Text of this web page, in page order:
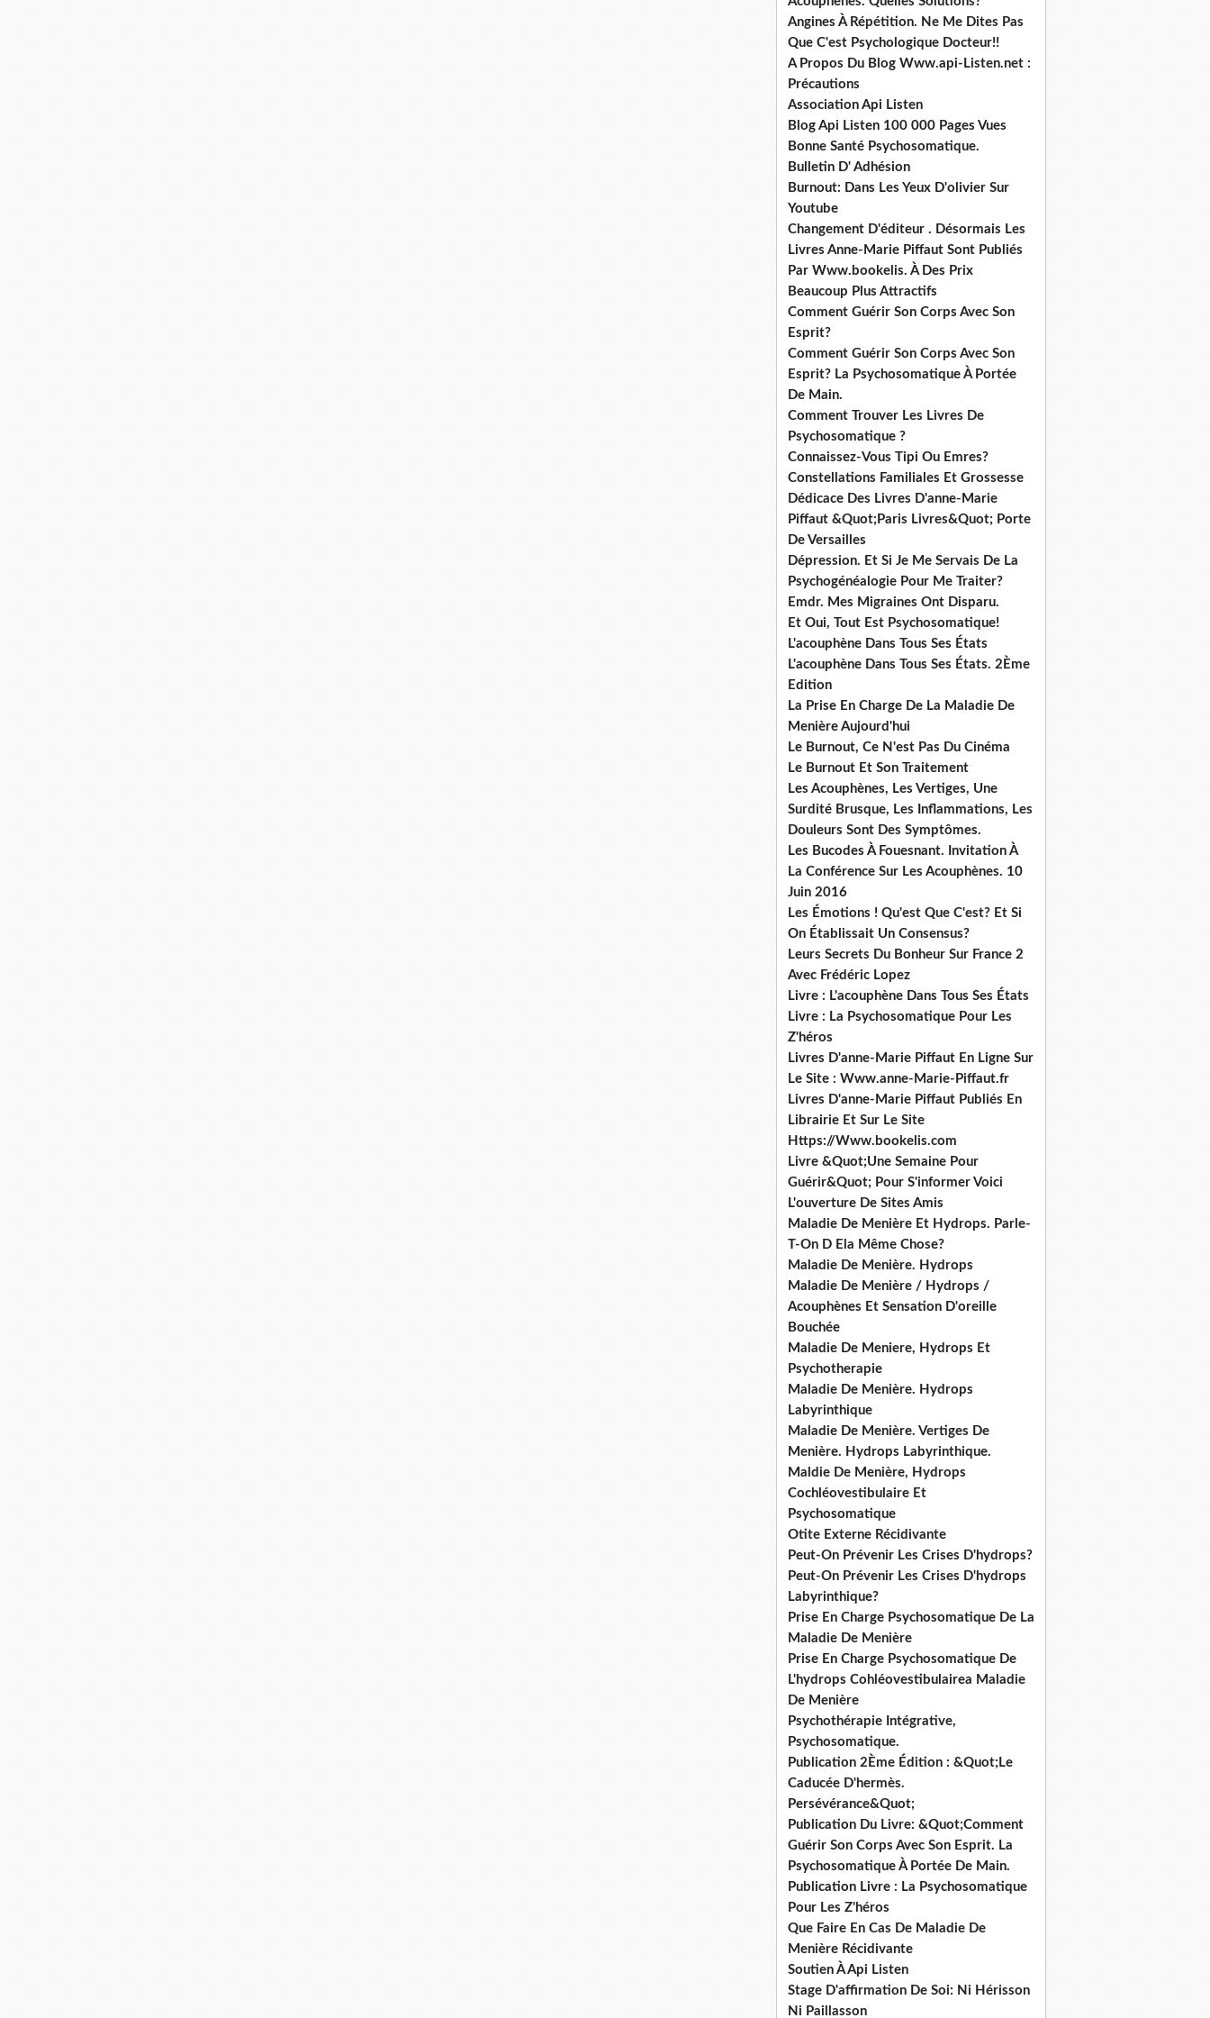
Angines À Répétition. Ne Me Dites Pas
Que C'est Psychologique Docteur!!
A Propos Du Blog Www.api-Listen.net :
Précautions
Association Api Listen
Blog Api Listen 100 000 Pages Vues
Bonne Santé Psychosomatique.
Bulletin D' Adhésion
Burnout: Dans Les Yeux D'olivier Sur
Youtube
Changement D'éditeur . Désormais Les
Livres Anne-Marie Piffaut Sont Publiés
Par Www.bookelis. À Des Prix
Beaucoup Plus Attractifs
Comment Guérir Son Corps Avec Son
Esprit?
Comment Guérir Son Corps Avec Son
Esprit? La Psychosomatique À Portée
De Main.
Comment Trouver Les Livres De
Psychosomatique ?
Connaissez-Vous Tipi Ou Emres?
Constellations Familiales Et Grossesse
Dédicace Des Livres D'anne-Marie
Piffaut &Quot;Paris Livres&Quot; Porte
De Versailles
Dépression. Et Si Je Me Servais De La
Psychogénéalogie Pour Me Traiter?
Emdr. Mes Migraines Ont Disparu.
Et Oui, Tout Est Psychosomatique!
L'acouphène Dans Tous Ses États
L'acouphène Dans Tous Ses États. 2Ème
Edition
La Prise En Charge De La Maladie De
Menière Aujourd'hui
Le Burnout, Ce N'est Pas Du Cinéma
Le Burnout Et Son Traitement
Les Acouphènes, Les Vertiges, Une
Surdité Brusque, Les Inflammations, Les
Douleurs Sont Des Symptômes.
Les Bucodes À Fouesnant. Invitation À
La Conférence Sur Les Acouphènes. 10
Juin 2016
Les Émotions ! Qu'est Que C'est? Et Si
On Établissait Un Consensus?
Leurs Secrets Du Bonheur Sur France 2
Avec Frédéric Lopez
Livre : L'acouphène Dans Tous Ses États
Livre : La Psychosomatique Pour Les
Z'héros
Livres D'anne-Marie Piffaut En Ligne Sur
Le Site : Www.anne-Marie-Piffaut.fr
Livres D'anne-Marie Piffaut Publiés En
Librairie Et Sur Le Site
Https://Www.bookelis.com
Livre &Quot;Une Semaine Pour
Guérir&Quot; Pour S'informer Voici
L'ouverture De Sites Amis
Maladie De Menière Et Hydrops. Parle-
T-On D Ela Même Chose?
Maladie De Menière. Hydrops
Maladie De Menière / Hydrops /
Acouphènes Et Sensation D'oreille
Bouchée
Maladie De Meniere, Hydrops Et
Psychotherapie
Maladie De Menière. Hydrops
Labyrinthique
Maladie De Menière. Vertiges De
Menière. Hydrops Labyrinthique.
Maldie De Menière, Hydrops
Cochléovestibulaire Et
Psychosomatique
Otite Externe Récidivante
Peut-On Prévenir Les Crises D'hydrops?
Peut-On Prévenir Les Crises D'hydrops
Labyrinthique?
Prise En Charge Psychosomatique De La
Maladie De Menière
Prise En Charge Psychosomatique De
L'hydrops Cohléovestibulairea Maladie
De Menière
Psychothérapie Intégrative,
Psychosomatique.
Publication 2Ème Édition : &Quot;Le
Caducée D'hermès.
Persévérance&Quot;
Publication Du Livre: &Quot;Comment
Guérir Son Corps Avec Son Esprit. La
Psychosomatique À Portée De Main.
Publication Livre : La Psychosomatique
Pour Les Z'héros
Que Faire En Cas De Maladie De
Menière Récidivante
Soutien À Api Listen
Stage D'affirmation De Soi: Ni Hérisson
Ni Paillasson